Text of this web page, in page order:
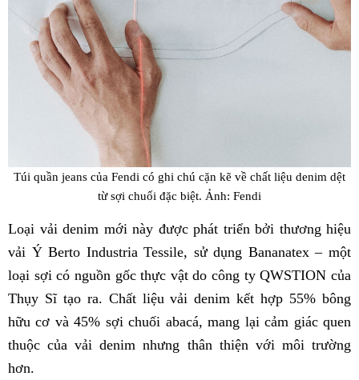
Túi quần jeans của Fendi có ghi chú cặn kẽ về chất liệu denim dệt
từ sợi chuối đặc biệt. Ảnh: Fendi
Loại vải denim mới này được phát triển bởi thương hiệu
vải Ý Berto Industria Tessile, sử dụng Bananatex – một
loại sợi có nguồn gốc thực vật do công ty QWSTION của
Thụy Sĩ tạo ra. Chất liệu vải denim kết hợp 55% bông
hữu cơ và 45% sợi chuối abacá, mang lại cảm giác quen
thuộc của vải denim nhưng thân thiện với môi trường
hơn.